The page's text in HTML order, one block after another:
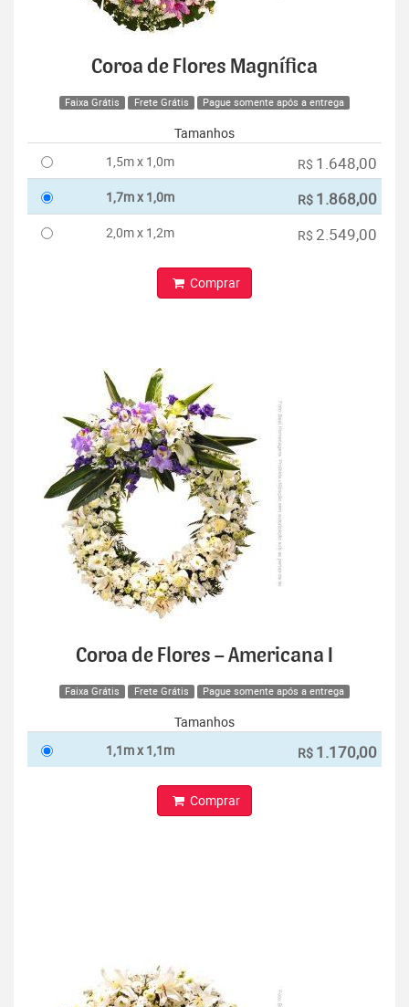
Coroa de Flores Magnífica
Faixa Grátis Frete Grátis Pague somente após a entrega
Tamanhos
1,5m x 1,0m
R$ 1.648,00
1,7m x 1,0m R$ 1.868,00
2,0m x 1,2m R$ 2.549,00
Comprar
Coroa de Flores – Americana I
Faixa Grátis Frete Grátis Pague somente após a entrega
Tamanhos
1,1m x 1,1m
R$ 1.170,00
Comprar